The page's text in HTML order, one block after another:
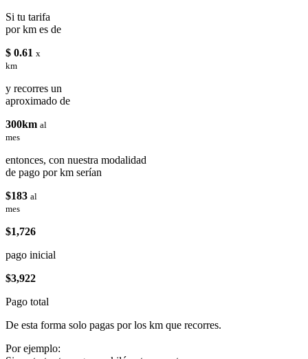
Si tu tarifa
por km es de
$ 0.61 x
km
y recorres un
aproximado de
300km al
mes
entonces, con nuestra modalidad
de pago por km serían
$183 al
mes
$1,726
pago inicial
$3,922
Pago total
De esta forma solo pagas por los km que recorres.
Por ejemplo: